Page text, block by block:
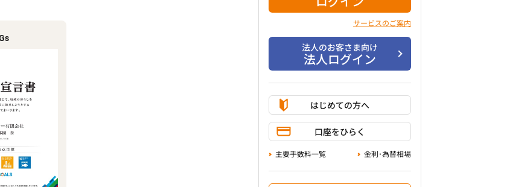
サービスのご案内
法人のお客さま向け
法人ログイン
はじめての方へ
口座をひらく
主要手数料一覧 金利･為替相場